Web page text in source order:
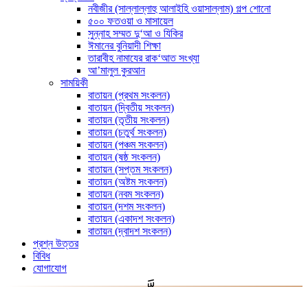
নবীজীর (সাল্লাল্লাহু আলাইহি ওয়াসাল্লাম) গল্প শোনো
৫০০ ফতওয়া ও মাসায়েল
সুন্নাহ সম্মত দু‘আ ও যিকির
ঈমানের বুনিয়াদী শিক্ষা
তারাবীহ নামাযের রাক‘আত সংখ্যা
আ’মালুল কুরআন
সাময়িকী
বাতায়ন (প্রথম সংকলন)
বাতায়ন (দ্বিতীয় সংকলন)
বাতায়ন (তৃতীয় সংকলন)
বাতায়ন (চতুর্থ সংকলন)
বাতায়ন (পঞ্চম সংকলন)
বাতায়ন (ষষ্ঠ সংকলন)
বাতায়ন (সপ্তম সংকলন)
বাতায়ন (অষ্টম সংকলন)
বাতায়ন (নবম সংকলন)
বাতায়ন (দশম সংকলন)
বাতায়ন (একাদশ সংকলন)
বাতায়ন (দ্বাদশ সংকলন)
প্রশ্ন উত্তর
বিবিধ
যোগাযোগ